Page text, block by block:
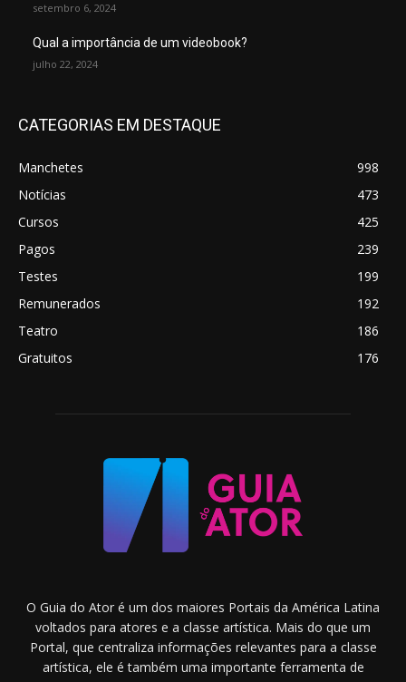
setembro 6, 2024
Qual a importância de um videobook?
julho 22, 2024
CATEGORIAS EM DESTAQUE
Manchetes
998
Notícias
473
Cursos
425
Pagos
239
Testes
199
Remunerados
192
Teatro
186
Gratuitos
176
O Guia do Ator é um dos maiores Portais da América Latina
voltados para atores e a classe artística. Mais do que um
Portal, que centraliza informações relevantes para a classe
artística, ele é também uma importante ferramenta de